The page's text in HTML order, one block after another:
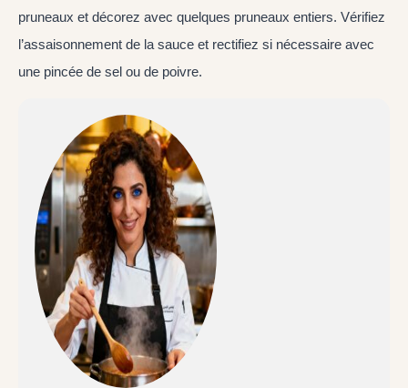
pruneaux et décorez avec quelques pruneaux entiers. Vérifiez
l’assaisonnement de la sauce et rectifiez si nécessaire avec
une pincée de sel ou de poivre.